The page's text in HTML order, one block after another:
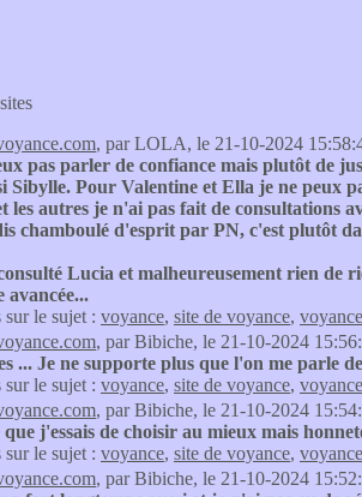
, par LOLA, le 21-10-2024
pas parler de confiance mais plutôt de
Sibylle. Pour Valentine et Ella je ne peux
les autres je n'ai pas fait de consultations
chamboulé d'esprit par PN, c'est plutôt
Lucia et malheureusement rien de
avancée...
sur le sujet : voyance, site de voyance,
, par Bibiche, le 21-10-2024
... Je ne supporte plus que l'on me parle
sur le sujet : voyance, site de voyance,
, par Bibiche, le 21-10-2024
que j'essais de choisir au mieux mais
sur le sujet : voyance, site de voyance,
, par Bibiche, le 21-10-2024